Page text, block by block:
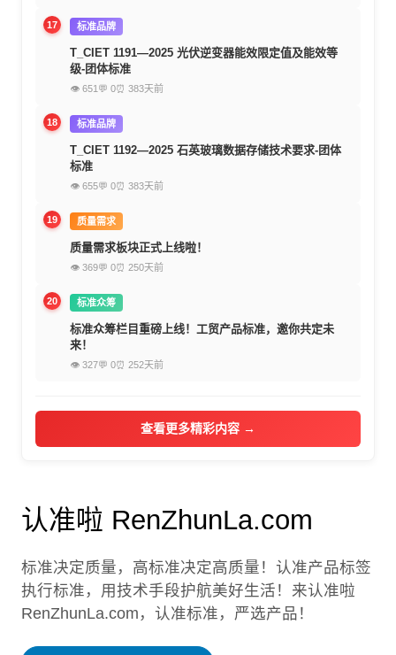
17 标准品牌
T_CIET 1191—2025 光伏逆变器能效限定值及能效等
级-团体标准
👁 651 💬 0⏰ 383天前
18 标准品牌
T_CIET 1192—2025 石英玻璃数据存储技术要求-团体
标准
👁 655💬 0⏰ 383天前
19 质量需求
质量需求板块正式上线啦！
👁 369💬 0⏰ 250天前
20 标准众筹
标准众筹栏目重磅上线！工贸产品标准，邀你共定未
来！
👁 327💬 0⏰ 252天前
查看更多精彩内容 →
认准啦 RenZhunLa.com
标准决定质量，高标准决定高质量！认准产品标签
执行标准，用技术手段护航美好生活！来认准啦
RenZhunLa.com，认准标准，严选产品！